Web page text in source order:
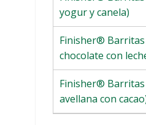
yogur y canela)
Finisher®
chocolate con
Finisher®
avellana con